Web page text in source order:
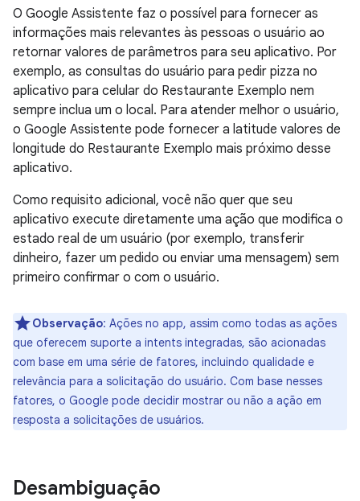
O Google Assistente faz o possível para fornecer as
informações mais relevantes às pessoas o usuário ao
retornar valores de parâmetros para seu aplicativo. Por
exemplo, as consultas do usuário para pedir pizza no
aplicativo para celular do Restaurante Exemplo nem
sempre inclua um o local. Para atender melhor o usuário,
o Google Assistente pode fornecer a latitude valores de
longitude do Restaurante Exemplo mais próximo desse
aplicativo.
Como requisito adicional, você não quer que seu
aplicativo execute diretamente uma ação que modifica o
estado real de um usuário (por exemplo, transferir
dinheiro, fazer um pedido ou enviar uma mensagem) sem
primeiro confirmar o com o usuário.
Observação: Ações no app, assim como todas as ações
que oferecem suporte a intents integradas, são acionadas
com base em uma série de fatores, incluindo qualidade e
relevância para a solicitação do usuário. Com base nesses
fatores, o Google pode decidir mostrar ou não a ação em
resposta a solicitações de usuários.
Desambiguação